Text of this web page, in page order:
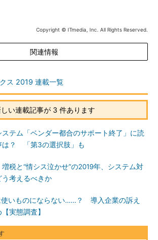
Copyright © ITmedia, Inc. All Rights Reserved.
関連情報
ス 2019 連載一覧
しい連載記事が 3 件あります
ステム「ベンダー都合のサポート終了」に読
は？ 「第3の選択肢」も
税と“情シス泣かせ”の2019年、システム対
う考えるべきか
使いものにならない……？ 導入企業の訴え
【実態調査】